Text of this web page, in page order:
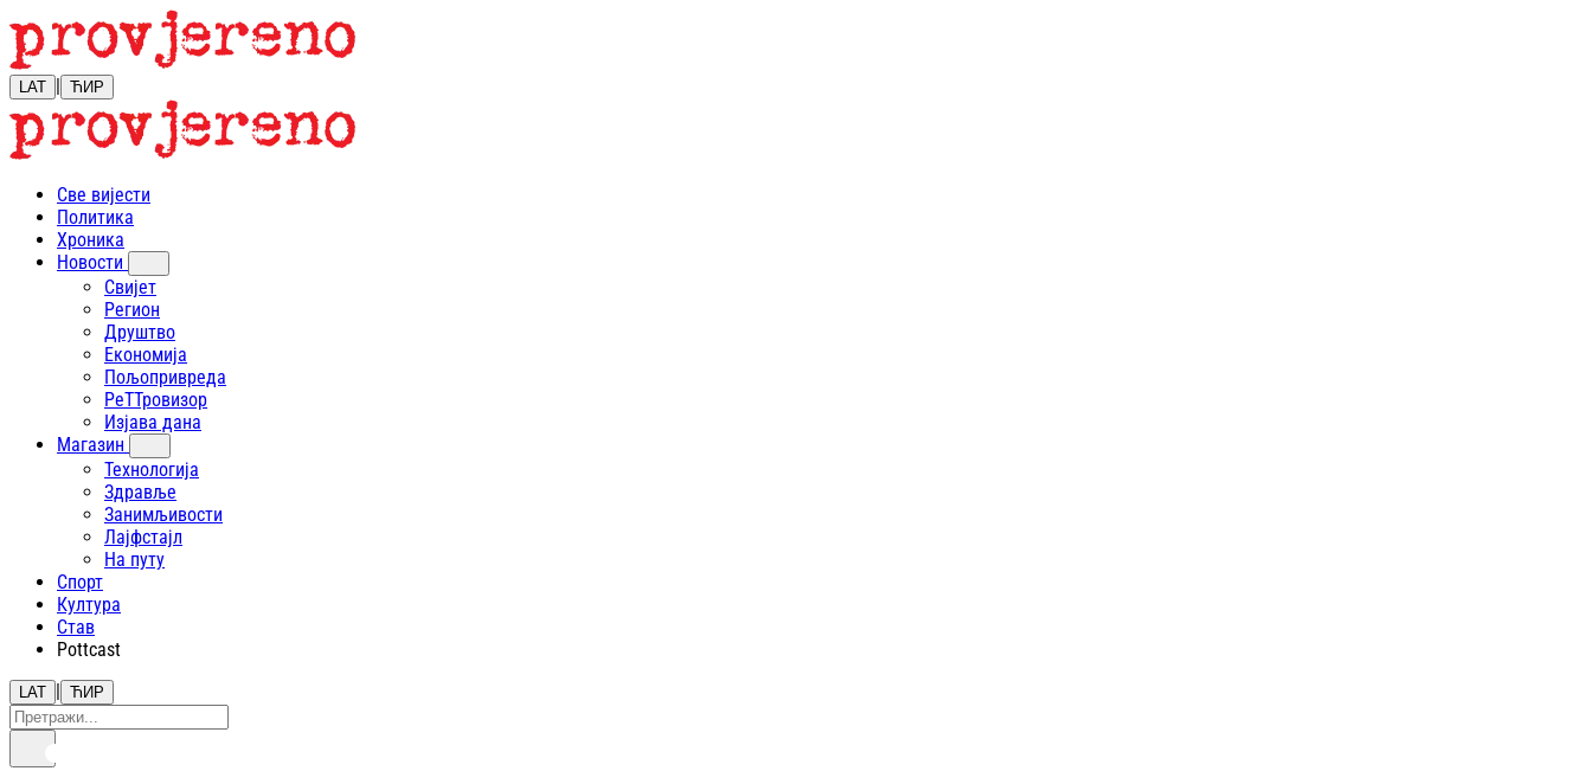
LAT | ЋИР
Све вијести
Политика
Хроника
Новости
Свијет
Регион
Друштво
Економија
Пољопривреда
РеТТровизор
Изјава дана
Магазин
Технологија
Здравље
Занимљивости
Лајфстajл
На путу
Спорт
Култура
Став
Pottcast
LAT | ЋИР